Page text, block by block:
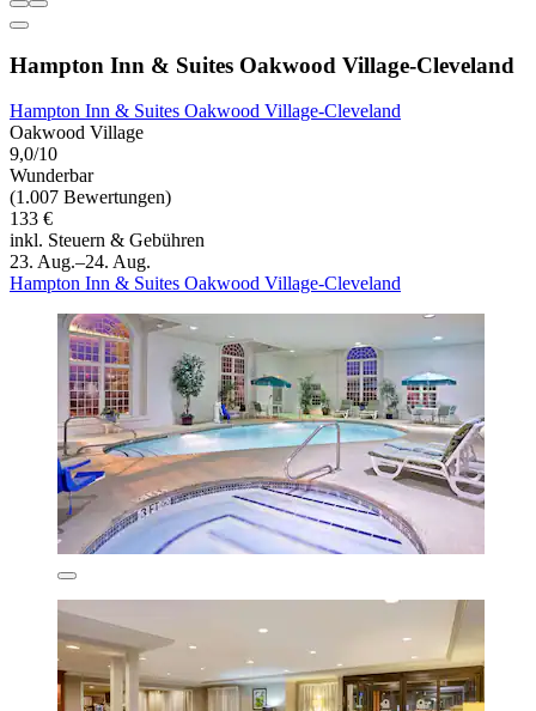
Hampton Inn & Suites Oakwood Village-Cleveland
Hampton Inn & Suites Oakwood Village-Cleveland
Oakwood Village
9,0/10
Wunderbar
(1.007 Bewertungen)
133 €
inkl. Steuern & Gebühren
23. Aug.–24. Aug.
Hampton Inn & Suites Oakwood Village-Cleveland